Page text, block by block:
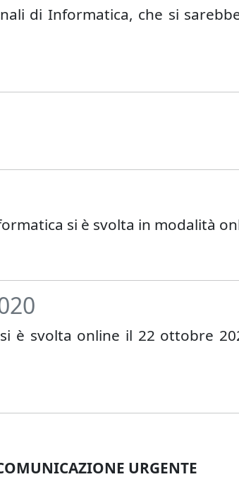
di Informatica, che si
si è svolta in modalità
è svolta online il 22 ottobre
URGENTE